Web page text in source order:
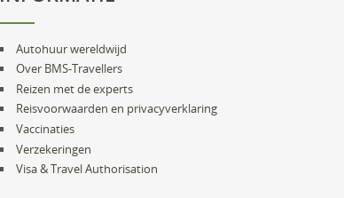
Autohuur wereldwijd
Over BMS-Travellers
Reizen met de experts
Reisvoorwaarden en privacyverklaring
Vaccinaties
Verzekeringen
Visa & Travel Authorisation